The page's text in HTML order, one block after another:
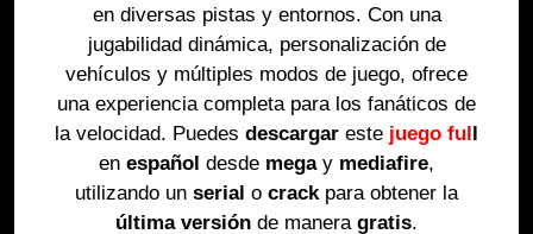
en diversas pistas y entornos. Con una
jugabilidad dinámica, personalización de
vehículos y múltiples modos de juego, ofrece
una experiencia completa para los fanáticos de
la velocidad. Puedes descargar este juego ful
en español desde megay mediafire,
utilizando un serial o crackpara obtener la
última versión de manera gratis.